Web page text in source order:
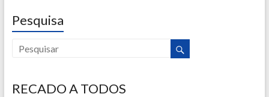
Pesquisa
RECADO A TODOS